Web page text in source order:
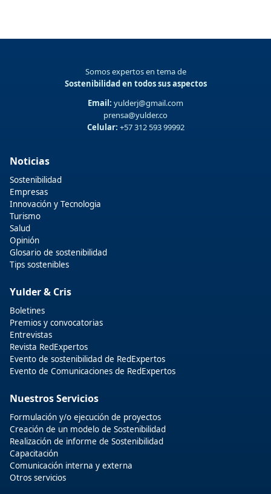
Somos expertos en tema de
Sostenibilidad en todos sus aspectos
Email: yulderj@gmail.com
prensa@yulder.co
Celular: +57 312 593 99992
Noticias
Sostenibilidad
Empresas
Innovación y Tecnologia
Turismo
Salud
Opinión
Glosario de sostenibilidad
Tips sostenibles
Yulder & Cris
Boletines
Premios y convocatorias
Entrevistas
Revista RedExpertos
Evento de sostenibilidad de RedExpertos
Evento de Comunicaciones de RedExpertos
Nuestros Servicios
Formulación y/o ejecución de proyectos
Creación de un modelo de Sostenibilidad
Realización de informe de Sostenibilidad
Capacitación
Comunicación interna y externa
Otros servicios